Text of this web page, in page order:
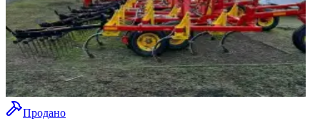
Продано